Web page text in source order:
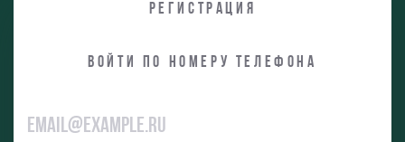
Аренда площадей
Регистрация
Войти по номеру телефона